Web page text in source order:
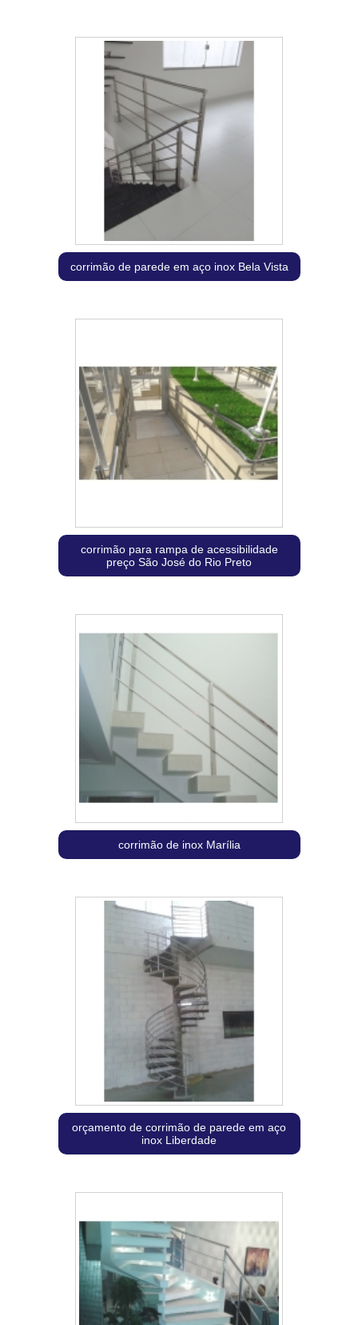
corrimão de parede em aço inox Bela Vista
corrimão para rampa de acessibilidade
preço São José do Rio Preto
corrimão de inox Marília
orçamento de corrimão de parede em aço
inox Liberdade